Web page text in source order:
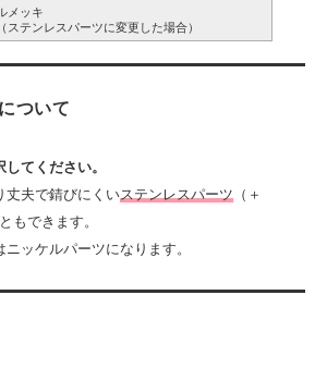
メッキ
ステンレスパーツに変更した場合）
ついて
てください。
丈夫で錆びにくいステンレスパーツ（＋
もできます。
ッケルパーツになります。